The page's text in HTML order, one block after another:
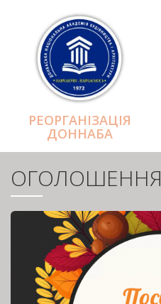
РЕОРГАНІЗАЦІЯ
ДОННАБА
ОГОЛОШЕННЯ